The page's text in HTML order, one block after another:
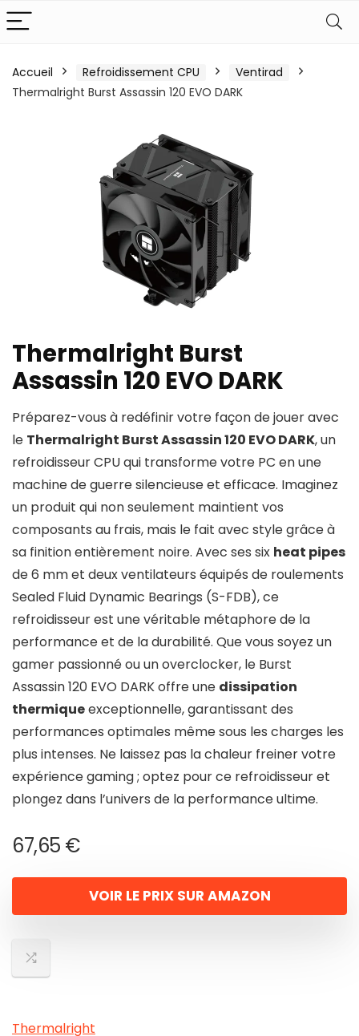
Accueil Refroidissement CPU
Ventirad
Thermalright Burst Assassin 120 EVO DARK
Thermalright Burst
Assassin 120 EVO DARK
Préparez-vous à redéfinir votre façon de jouer avec
le Thermalright Burst Assassin 120 EVO DARK, un
refroidisseur CPU qui transforme votre PC en une
machine de guerre silencieuse et efficace. Imaginez
un produit qui non seulement maintient vos
composants au frais, mais le fait avec style grâce à
sa finition entièrement noire. Avec ses six heat pipes
de 6 mm et deux ventilateurs équipés de roulements
Sealed Fluid Dynamic Bearings (S-FDB), ce
refroidisseur est une véritable métaphore de la
performance et de la durabilité. Que vous soyez un
gamer passionné ou un overclocker, le Burst
Assassin 120 EVO DARK offre une dissipation
thermiqueexceptionnelle, garantissant des
performances optimales même sous les charges les
plus intenses. Ne laissez pas la chaleur freiner votre
expérience gaming ; optez pour ce refroidisseur et
plongez dans l’univers de la performance ultime.
67,65 €
VOIR LE PRIX SUR AMAZON
Thermalright